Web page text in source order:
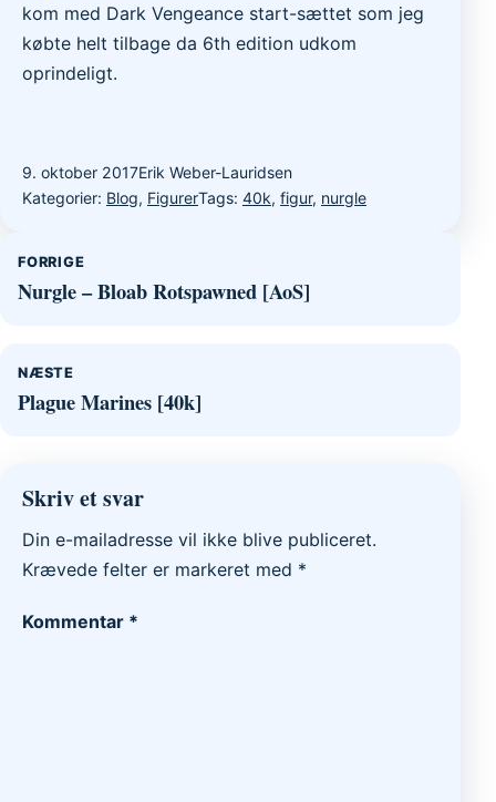
kom med Dark Vengeance start-sættet som jeg
købte helt tilbage da 6th edition udkom
oprindeligt.
9. oktober 2017Erik Weber-Lauridsen
Kategorier: Blog, FigurerTags: 40k, figur, nurgle
Indlægsnavigation
FORRIGE
Nurgle – Bloab Rotspawned [AoS]
NÆSTE
Plague Marines [40k]
Skriv et svar
Din e-mailadresse vil ikke blive publiceret.
Krævede felter er markeret med *
Kommentar *